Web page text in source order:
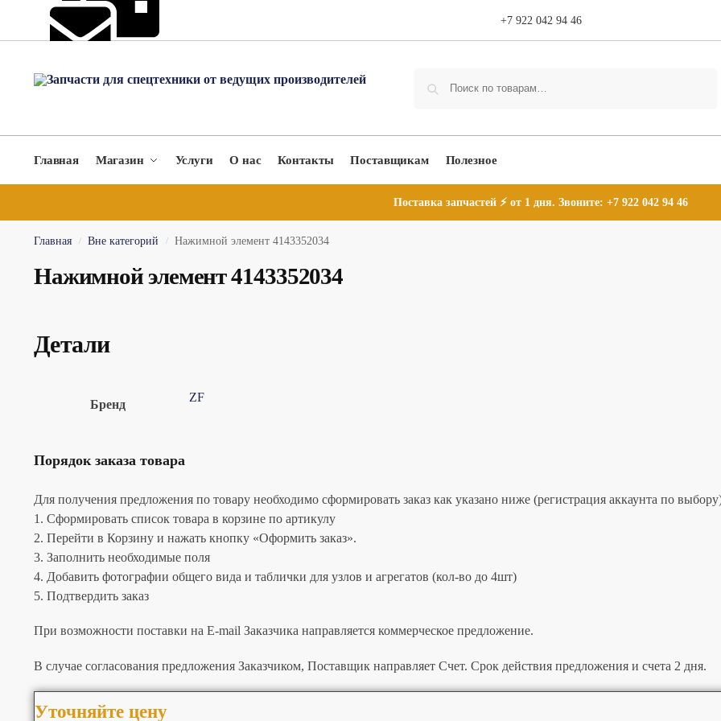
+7 922 042 94 46
Главная Магазин Услуги О нас Контакты Поставщикам Полезное
Поставка запчастей ⚡ от 1 дня. Звоните: +7 922 042 94 46
Главная / Вне категорий / Нажимной элемент 4143352034
Нажимной элемент 4143352034
Детали
Бренд
ZF
Порядок заказа товара
Для получения предложения по товару необходимо сформировать заказ как указано ниже (регистрация аккаунта по
1. Сформировать список товара в корзине по артикулу
2. Перейти в Корзину и нажать кнопку «Оформить заказ».
3. Заполнить необходимые поля
4. Добавить фотографии общего вида и таблички для узлов и агрегатов (кол-во до 4шт)
5. Подтвердить заказ
При возможности поставки на E-mail Заказчика направляется коммерческое предложение.
В случае согласования предложения Заказчиком, Поставщик направляет Счет. Срок действия предложения и счета 2 дня.
Уточняйте цену